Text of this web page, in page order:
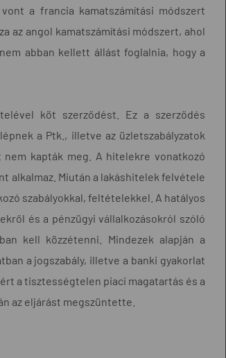
a francia kamatszámítási módszert
az angol kamatszámítási módszert, ahol
abban kellett állást foglalnia, hogy a
köt szerződést. Ez a szerződés
a Ptk., illetve az üzletszabályzatok
kapták meg. A hitelekre vonatkozó
alkalmaz. Miután a lakáshitelek felvétele
szabályokkal, feltételekkel. A hatályos
és a pénzügyi vállalkozásokról szóló
kell közzétenni. Mindezek alapján a
a jogszabály, illetve a banki gyakorlat
a tisztességtelen piaci magatartás és a
az eljárást megszüntette.